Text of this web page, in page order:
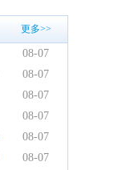
更多>>
08-07
08-07
08-07
08-07
08-07
08-07